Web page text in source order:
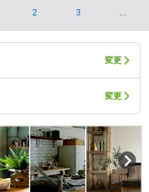
2 3 …
変更
変更